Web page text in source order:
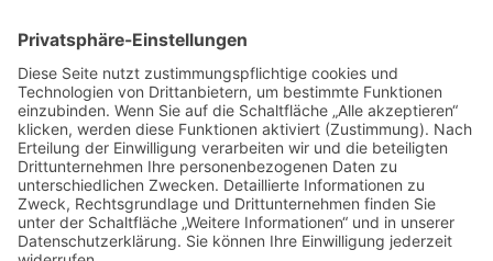
5 Tage in Kuba ohne Koffer
Wunderschönes Reiseziel Kuba